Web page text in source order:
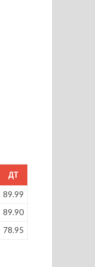
ДТ
89.99
89.90
78.95